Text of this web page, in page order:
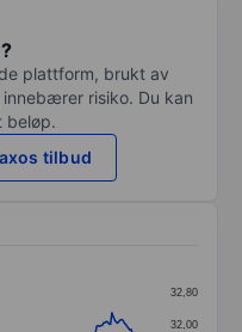
plattform, brukt av
risiko. Du kan
beløp.
tilbud
32,00
32,80